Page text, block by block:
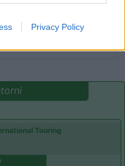
Privacy Policy
Touring